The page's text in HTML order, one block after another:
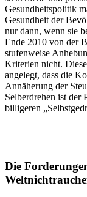
Gesundheitspolitik
Gesundheit der
nur dann, wenn sie
Ende 2010 von der
stufenweise
Kriterien nicht.
angelegt, dass die
Annäherung der
Selberdrehen ist der
billigeren
Die